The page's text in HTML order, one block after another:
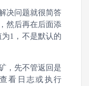
决问题就很简答
然后再在后面添
为1，不是默认的
，先不管返回是
看日志或执行